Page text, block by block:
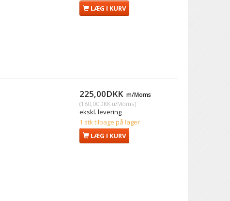
LÆG I KURV
225,00DKK m/Moms
(180,00DKKu/Moms)
ekskl. levering
1 stk tilbage på lager
LÆG I KURV